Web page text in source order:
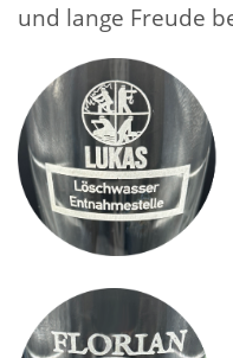
und lange Freude